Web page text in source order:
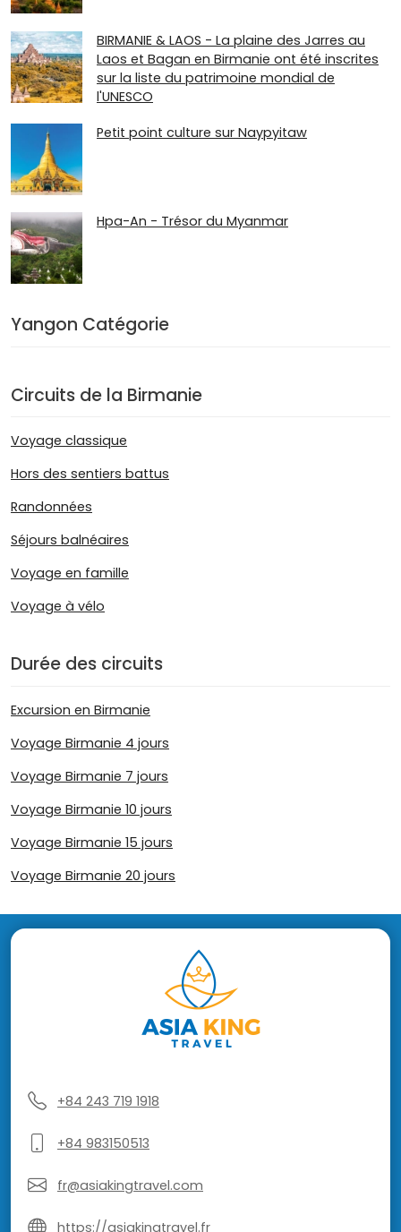
BIRMANIE & LAOS - La plaine des Jarres au
Laos et Bagan en Birmanie ont été inscrites
sur la liste du patrimoine mondial de
l'UNESCO
Petit point culture sur Naypyitaw
Hpa-An - Trésor du Myanmar
Yangon Catégorie
Circuits de la Birmanie
Voyage classique
Hors des sentiers battus
Randonnées
Séjours balnéaires
Voyage en famille
Voyage à vélo
Durée des circuits
Excursion en Birmanie
Voyage Birmanie 4 jours
Voyage Birmanie 7 jours
Voyage Birmanie 10 jours
Voyage Birmanie 15 jours
Voyage Birmanie 20 jours
+84 243 719 1918
+84 983150513
fr@asiakingtravel.com
https://asiakingtravel.fr